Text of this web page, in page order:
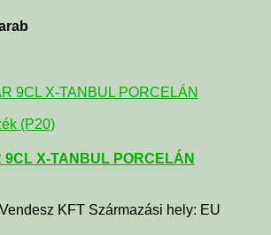
(P20)
9CL X-TANBUL PORCELÁN
KFT Származási hely: EU